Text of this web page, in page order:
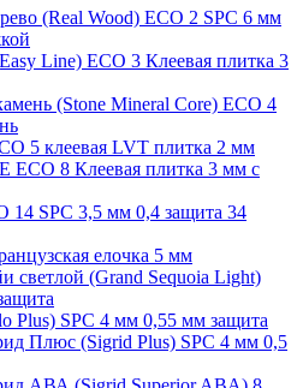
(Real Wood) ECO 2 SPC 6 мм
Line) ECO 3 Клеевая плитка 3
(Stone Mineral Core) ECO 4
5 клеевая LVT плитка 2 мм
ECO 8 Клеевая плитка 3 мм с
14 SPC 3,5 мм 0,4 защита 34
елочка 5 мм
светлой (Grand Sequoia Light)
Plus) SPC 4 мм 0,55 мм защита
Плюс (Sigrid Plus) SPC 4 мм 0,5